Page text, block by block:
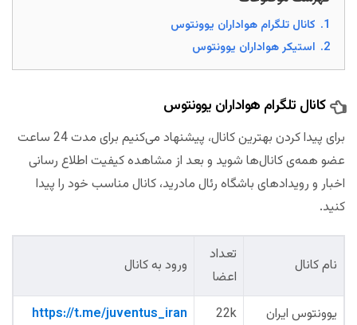
1. کانال تلگرام هواداران یوونتوس
2. استیکر هواداران یوونتوس
کانال تلگرام هواداران یوونتوس
برای پیدا کردن بهترین کانال، پیشنهاد می‌کنیم برای مدت 24 ساعت
عضو همه‌ی کانال‌ها شوید و بعد از مشاهده کیفیت اطلاع رسانی
اخبار و رویدادهای باشگاه رئال مادرید، کانال مناسب خود را پیدا
کنید.
نام کانال
تعداد
اعضا
ورود به کانال
یوونتوس ایران 22k
https://t.me/juventus_iran